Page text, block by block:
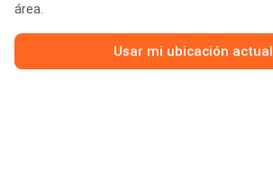
área.
Usar mi ubicación actual